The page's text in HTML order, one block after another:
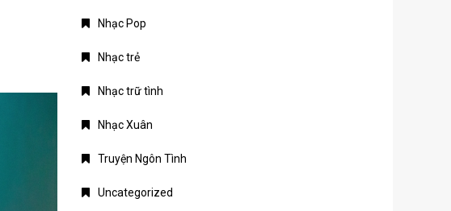
Nhạc Pop
Nhạc trẻ
Nhạc trữ tình
Nhạc Xuân
Truyện Ngôn Tình
Uncategorized